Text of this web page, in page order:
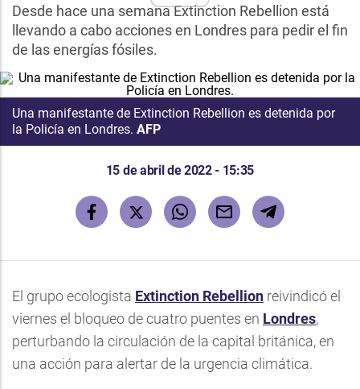
Desde hace una semana Extinction Rebellion está
llevando a cabo acciones en Londres para pedir el fin
de las energías fósiles.
Una manifestante de Extinction Rebellion es detenida por
la Policía en Londres. AFP
15 de abril de 2022 - 15:35
El grupo ecologista Extinction Rebellion reivindicó el
viernes el bloqueo de cuatro puentes en Londres,
perturbando la circulación de la capital británica, en
una acción para alertar de la urgencia climática.